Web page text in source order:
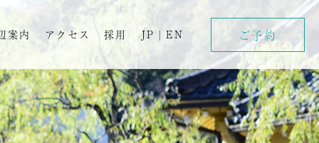
案内 アクセス 採用 JP | EN ご予約